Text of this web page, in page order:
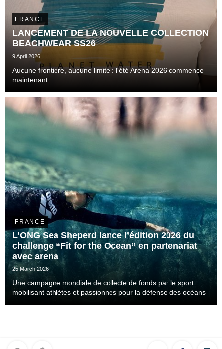
FRANCE
LANCEMENT DE LA NOUVELLE COLLECTION
BEACHWEAR SS26
9 April 2026
Aucune frontière, aucune limite : l'été Arena 2026 commence
maintenant.
FRANCE
L’ONG Sea Sheperd lance l’édition 2026 du
challenge “Fit for the Ocean” en partenariat
avec arena
25 March 2026
Une campagne mondiale de collecte de fonds par le sport
mobilisant athlètes et passionnés pour la défense des océans